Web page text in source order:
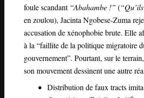
foule scandant “Abahambe !” (
en zoulou), Jacinta Ngobese-Zuma
accusation de xénophobie brute. Elle
à la “faillite de la politique migratoire
gouvernement”. Pourtant, sur le
son mouvement dessinent une autre
Distribution de faux tracts